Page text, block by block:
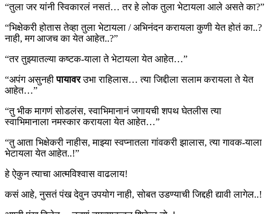
“तुला जर यांनी स्विकारलं नसतं… तर हे लोक तुला भेटायला आले असते का?”
“भिक्षेकरी होतास तेव्हा तुला भेटायला / अभिनंदन करायला कुणी येत होतं का..?
नाही, मग आजच का येत आहेत..?”
“तर तुझ्यातल्या कष्टक-याला ते भेटायला येत आहेत…”
“अपंग असुनहीपायावरउभा राहिलास… त्या जिद्दीला सलाम करायला ते येत
आहेत…”
“तु भीक मागणं सोडलंस, स्वाभिमानानं जगायची शपथ घेतलीस त्या
स्वाभिमानाला नमस्कार करायला येत आहेत…”
“तु आता भिक्षेकरी नाहीस, माझ्या स्वप्नातला गांवकरी झालास, त्या गावक-याला
भेटायला येत आहेत..!”
हे ऐकुन त्याचा आत्मविश्वास वाढलाय!
कसं आहे, नुसतं पंख देवुन उपयोग नाही, सोबत उडण्याची जिद्दही द्यावी लागेल..!